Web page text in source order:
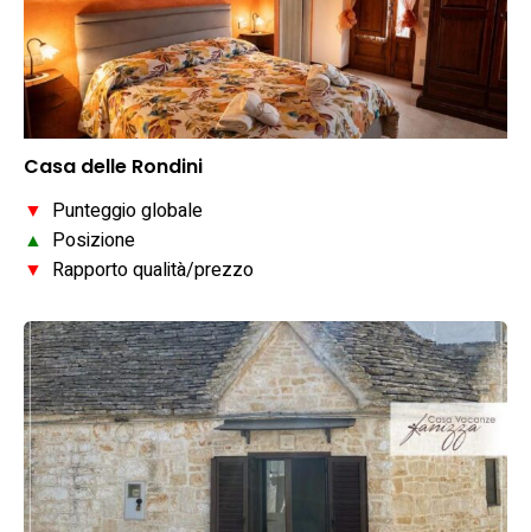
Casa delle Rondini
▼ Punteggio globale
▲ Posizione
▼ Rapporto qualità/prezzo